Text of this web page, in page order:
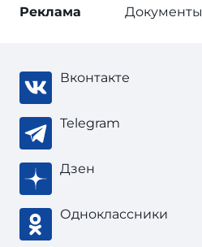
Реклама Документы
Вконтакте
Telegram
Дзен
Одноклассники